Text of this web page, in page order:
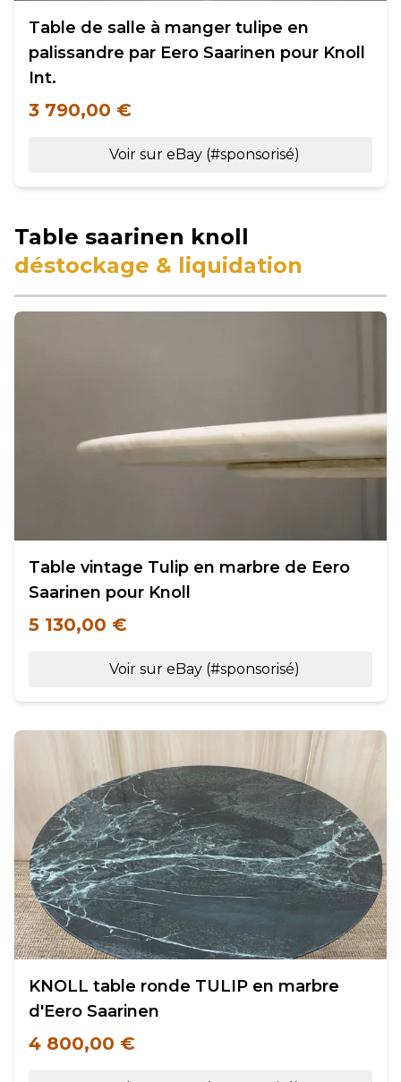
Table de salle à manger tulipe en
palissandre par Eero Saarinen pour Knoll
Int.
3 790,00 €
Voir sur eBay (#sponsorisé)
Table saarinen knoll
déstockage & liquidation
Table vintage Tulip en marbre de Eero
Saarinen pour Knoll
5 130,00 €
Voir sur eBay (#sponsorisé)
KNOLL table ronde TULIP en marbre
d'Eero Saarinen
4 800,00 €